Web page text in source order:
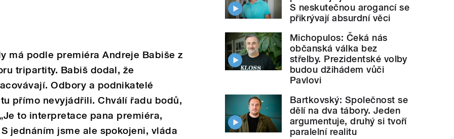
má podle premiéra Andreje Babiše z
tripartity. Babiš dodal, že
Odbory a podnikatelé
přímo nevyjádřili. Chválí řadu bodů,
to interpretace pana premiéra,
jednáním jsme ale spokojeni, vláda
S neskutečnou arogancí se
přikrývají absurdní věci
Michopulos: Čeká nás
občanská válka bez
střelby. Prezidentské volby
budou džihádem vůči
Pavlovi
Bartkovský: Společnost se
dělí na dva tábory. Jeden
argumentuje, druhý si tvoří
paralelní realitu